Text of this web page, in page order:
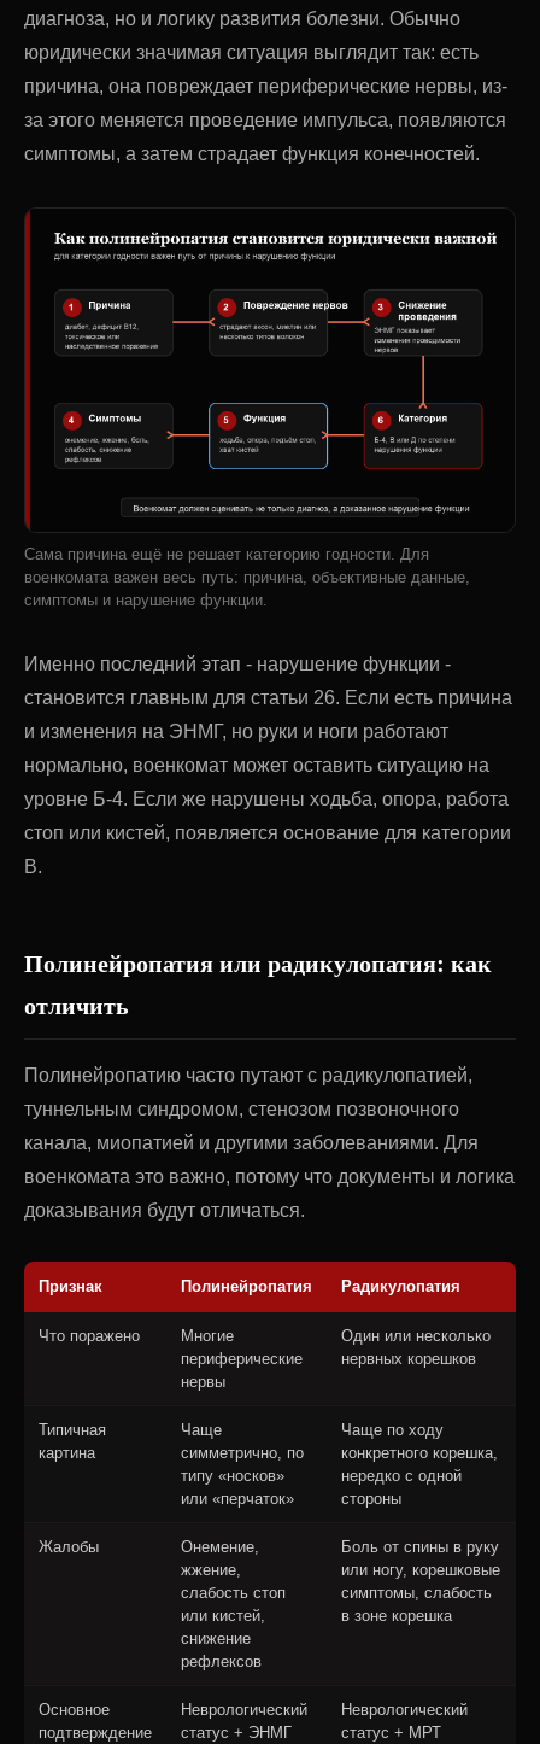
диагноза, но и логику развития болезни. Обычно
юридически значимая ситуация выглядит так: есть
причина, она повреждает периферические нервы, из-
за этого меняется проведение импульса, появляются
симптомы, а затем страдает функция конечностей.
Сама причина ещё не решает категорию годности. Для
военкомата важен весь путь: причина, объективные данные,
симптомы и нарушение функции.
Именно последний этап - нарушение функции -
становится главным для статьи 26. Если есть причина
и изменения на ЭНМГ, но руки и ноги работают
нормально, военкомат может оставить ситуацию на
уровне Б-4. Если же нарушены ходьба, опора, работа
стоп или кистей, появляется основание для категории
В.
Полинейропатия или радикулопатия: как
отличить
Полинейропатию часто путают с радикулопатией,
туннельным синдромом, стенозом позвоночного
канала, миопатией и другими заболеваниями. Для
военкомата это важно, потому что документы и логика
доказывания будут отличаться.
Признак Полинейропатия Радикулопатия
Что поражено
Многие
периферические
нервы
Один или несколько
нервных корешков
Типичная
картина
Чаще
симметрично, по
типу «носков»
или «перчаток»
Чаще по ходу
конкретного корешка,
нередко с одной
стороны
Жалобы
Онемение,
жжение,
слабость стоп
или кистей,
снижение
рефлексов
Боль от спины в руку
или ногу, корешковые
симптомы, слабость
в зоне корешка
Основное
подтверждение
Неврологический
статус + ЭНМГ
Неврологический
статус + МРТ